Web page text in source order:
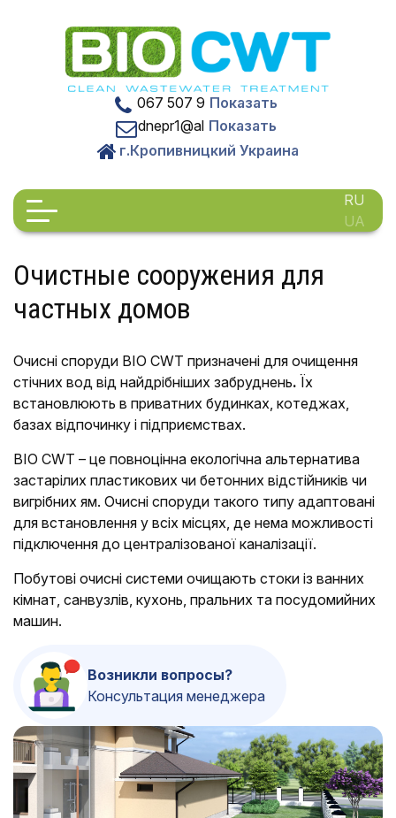
067 507 9 Показать
dnepr1@al Показать
г.Кропивницкий Украина
RU
UA
Очистные сооружения для
частных домов
Очисні споруди BIO CWT призначені для очищення
стічних вод від найдрібніших забруднень. Їх
встановлюють в приватних будинках, котеджах,
базах відпочинку і підприємствах.
BIO CWT – це повноцінна екологічна альтернатива
застарілих пластикових чи бетонних відстійників чи
вигрібних ям. Очисні споруди такого типу адаптовані
для встановлення у всіх місцях, де нема можливості
підключення до централізованої каналізації.
Побутові очисні системи очищають стоки із ванних
кімнат, санвузлів, кухонь, пральних та посудомийних
машин.
Возникли вопросы?
Консультация менеджера